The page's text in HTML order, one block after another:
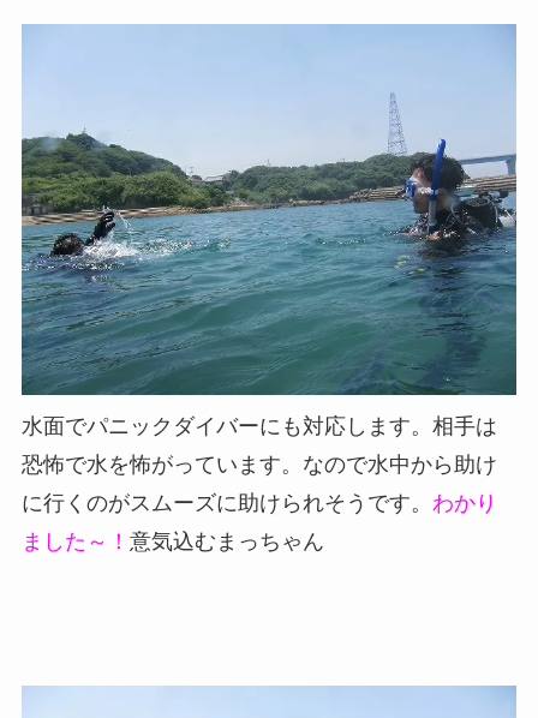
水面でパニックダイバーにも対応します。相手は
恐怖で水を怖がっています。なので水中から助け
に行くのがスムーズに助けられそうです。 わかり
ました～！ 意気込むまっちゃん